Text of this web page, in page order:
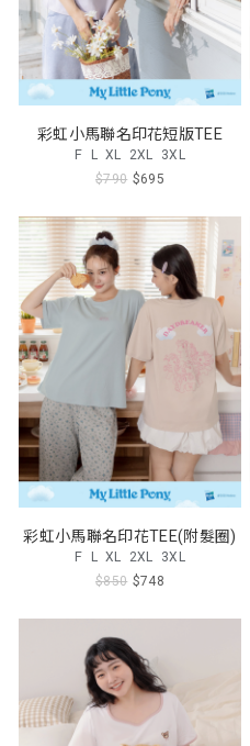
彩虹小馬聯名印花短版TEE
F L XL 2XL 3XL
$790 $695
彩虹小馬聯名印花TEE(附髮圈)
F L XL 2XL 3XL
$850 $748